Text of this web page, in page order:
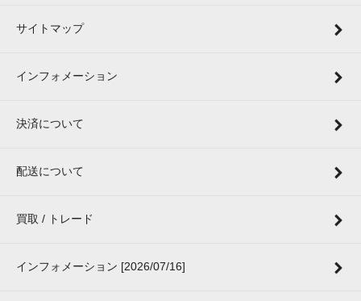
サイトマップ
インフォメーション
決済について
配送について
買取 / トレード
インフォメーション [2026/07/16]